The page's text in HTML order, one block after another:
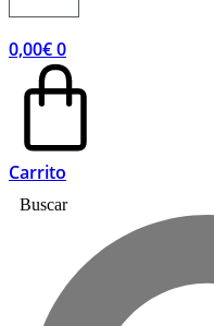
0,00€0
Carrito
Buscar